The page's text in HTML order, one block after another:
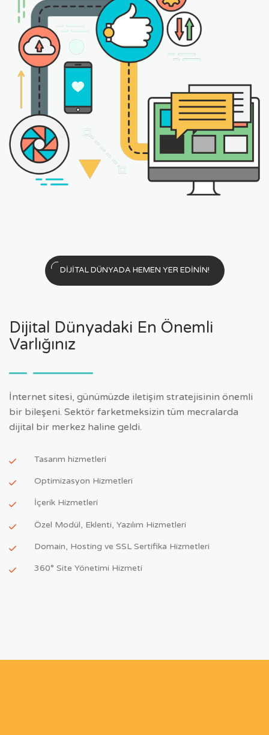
DİJİTAL DÜNYADA HEMEN YER EDİNİN!
Dijital Dünyadaki En Önemli
Varlığınız
İnternet sitesi, günümüzde iletişim stratejisinin önemli
bir bileşeni. Sektör farketmeksizin tüm mecralarda
dijital bir merkez haline geldi.
Tasarım hizmetleri
Optimizasyon Hizmetleri
İçerik Hizmetleri
Özel Modül, Eklenti, Yazılım Hizmetleri
Domain, Hosting ve SSL Sertifika Hizmetleri
360° Site Yönetimi Hizmeti